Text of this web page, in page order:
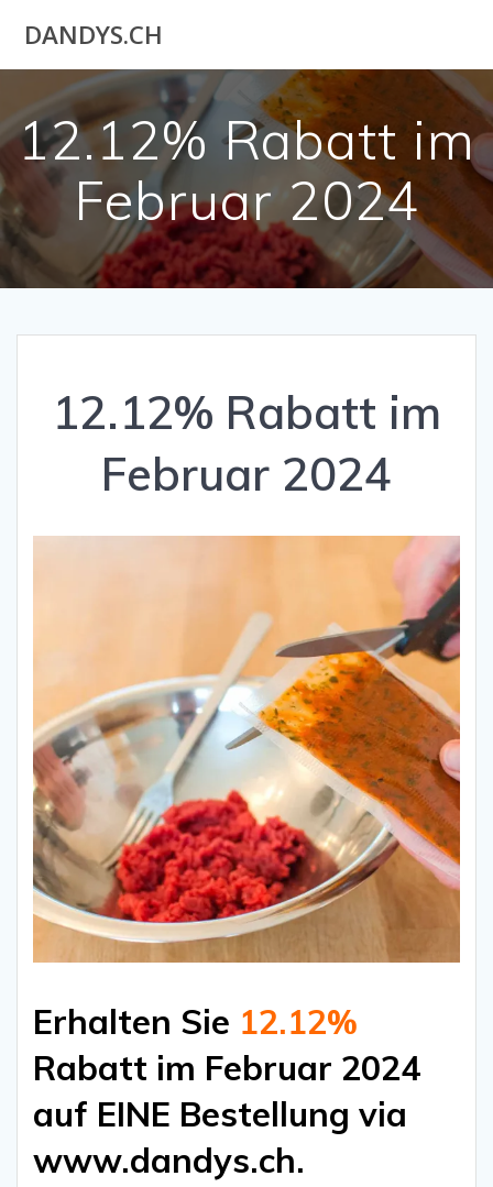
DANDYS.CH
12.12% Rabatt im
Februar 2024
12.12% Rabatt im
Februar 2024
Erhalten Sie 12.12%
Rabatt im Februar 2024
auf EINE Bestellung via
www.dandys.ch.